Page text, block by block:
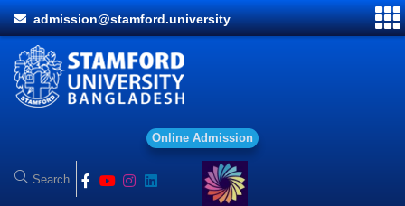
admission@stamford.university
Onl ine Ad mission